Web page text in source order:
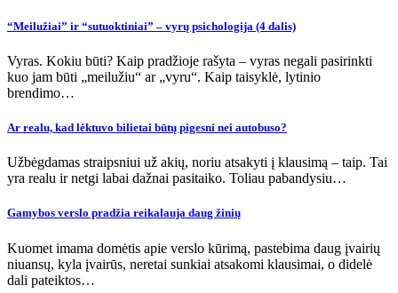
“Meilužiai” ir “sutuoktiniai” – vyrų psichologija (4 dalis)
Vyras. Kokiu būti? Kaip pradžioje rašyta – vyras negali pasirinkti
kuo jam būti „meilužiu“ ar „vyru“. Kaip taisyklė, lytinio
brendimo…
Ar realu, kad lėktuvo bilietai būtų pigesni nei autobuso?
Užbėgdamas straipsniui už akių, noriu atsakyti į klausimą – taip. Tai
yra realu ir netgi labai dažnai pasitaiko. Toliau pabandysiu…
Gamybos verslo pradžia reikalauja daug žinių
Kuomet imama domėtis apie verslo kūrimą, pastebima daug įvairių
niuansų, kyla įvairūs, neretai sunkiai atsakomi klausimai, o didelė
dali pateiktos…